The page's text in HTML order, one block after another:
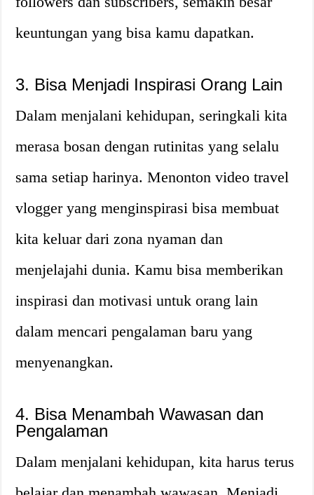
keuntungan yang bisa kamu dapatkan.
3. Bisa Menjadi Inspirasi Orang Lain
Dalam menjalani kehidupan, seringkali kita
merasa bosan dengan rutinitas yang selalu
sama setiap harinya. Menonton video travel
vlogger yang menginspirasi bisa membuat
kita keluar dari zona nyaman dan
menjelajahi dunia. Kamu bisa memberikan
inspirasi dan motivasi untuk orang lain
dalam mencari pengalaman baru yang
menyenangkan.
4. Bisa Menambah Wawasan dan
Pengalaman
Dalam menjalani kehidupan, kita harus terus